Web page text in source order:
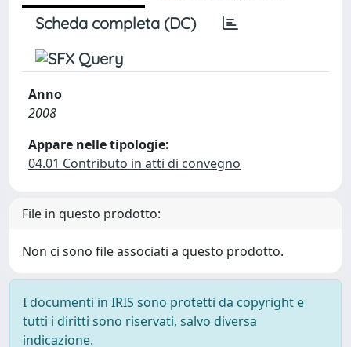
Scheda completa (DC)
Anno
2008
Appare nelle tipologie:
04.01 Contributo in atti di convegno
File in questo prodotto:
Non ci sono file associati a questo prodotto.
I documenti in IRIS sono protetti da copyright e
tutti i diritti sono riservati, salvo diversa
indicazione.